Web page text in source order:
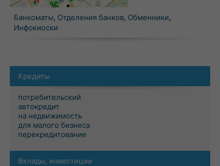
Банкоматы, Отделения банков, Обменники,
Инфокиоски
Кредиты
потребительский
автокредит
на недвижимость
для малого бизнеса
перекредитование
Вклады, инвестиции